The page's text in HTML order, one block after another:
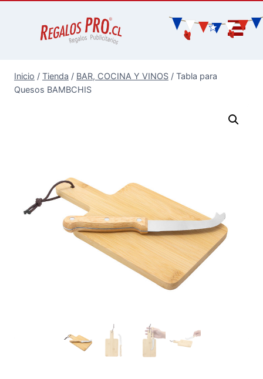
Inicio / Tienda / BAR, COCINA Y VINOS / Tabla para
Quesos BAMBCHIS